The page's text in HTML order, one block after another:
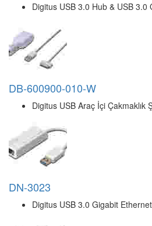
Digitus USB 3.0 Hub & USB 3.0
DB-600900-010-W
Digitus USB Araç İçi Çakmaklık
DN-3023
Digitus USB 3.0 Gigabit